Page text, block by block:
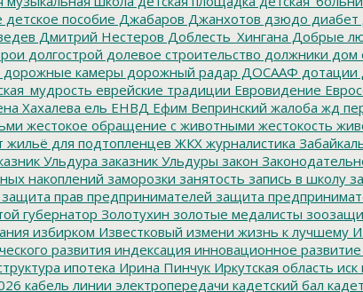
детское пособие Джабаров Джанхотов дзюдо диабет
Дмитрий Нестеров Доблесть_Хингана Добрые
долгострой долевое строительство должники дом
дорожные камеры дорожный радар ДОСААФ дотации
еврейские традиции Евровидение
Хахалева ель ЕНВД Ефим Вепринский жалоба жд
жестокое обращение с животными жестокость
жильё для подтопленцев ЖКХ журналистика
Ульдура заказник Ульдуры закон
накоплений заморозки занятость запись в школу
защита прав предпринимателей защита
губернатор Золотухин золотые медалисты
избирком Известковый измени жизнь к лучшему
развития индексация инновационное развитие
ипотека Ирина Пинчук Иркутская область иск
кабель линии электропередачи кадетский бал